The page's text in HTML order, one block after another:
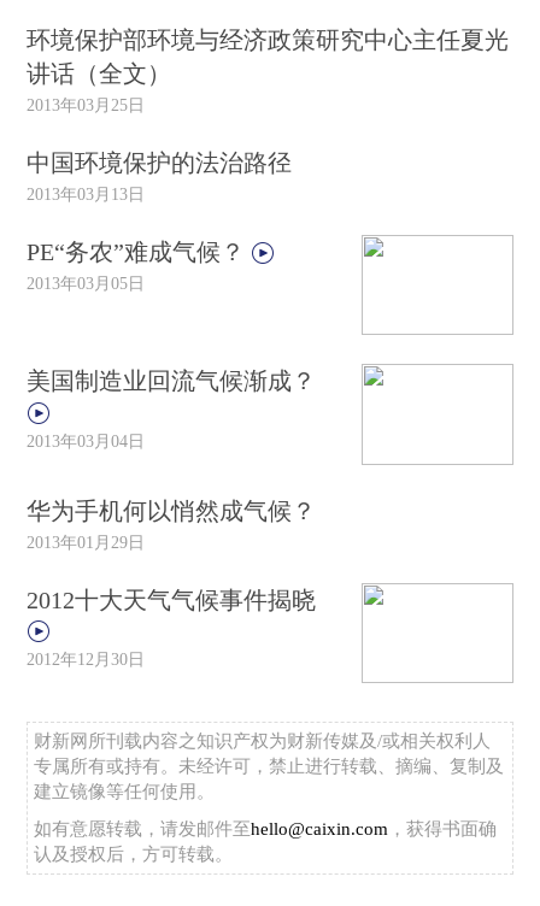
环境保护部环境与经济政策研究中心主任夏光
讲话（全文）
2013年03月25日
中国环境保护的法治路径
2013年03月13日
PE“务农”难成气候？
2013年03月05日
美国制造业回流气候渐成？
2013年03月04日
华为手机何以悄然成气候？
2013年01月29日
2012十大天气气候事件揭晓
2012年12月30日
财新网所刊载内容之知识产权为财新传媒及/或相关权利人
专属所有或持有。未经许可，禁止进行转载、摘编、复制及
建立镜像等任何使用。
如有意愿转载，请发邮件至hello@caixin.com ，获得书面确
认及授权后，方可转载。